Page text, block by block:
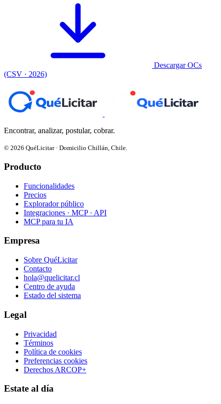
Descargar OCs
(CSV · 2026)
Encontrar, analizar, postular, cobrar.
© 2026 QuéLicitar · Domicilio Chillán, Chile.
Producto
Funcionalidades
Precios
Explorador público
Integraciones · MCP · API
MCP para tu IA
Empresa
Sobre QuéLicitar
Contacto
hola@quelicitar.cl
Centro de ayuda
Estado del sistema
Legal
Privacidad
Términos
Política de cookies
Preferencias cookies
Derechos ARCOP+
Estate al día